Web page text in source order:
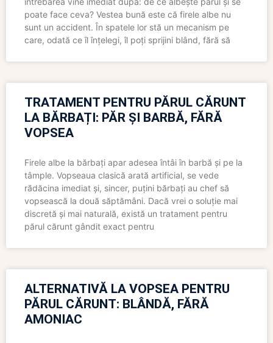
poate face ceva? Vestea bună este că firele albe nu
sunt un accident. În spatele lor stă un mecanism pe
care, odată ce îl înțelegi, îl poți sprijini blând, fără să
TRATAMENT PENTRU PĂRUL CĂRUNT
LA BĂRBAȚI: PĂR ȘI BARBĂ, FĂRĂ
VOPSEA
Firele albe la bărbați apar adesea întâi în barbă și pe la
tâmple. Vopseaua clasică arată artificial, se vede
rădăcina imediat și, sincer, puțini bărbați au chef să
vopsească la două săptămâni. Dacă vrei o soluție mai
discretă și mai naturală, există un tratament pentru
părul cărunt gândit exact pentru
ALTERNATIVĂ LA VOPSEA PENTRU
PĂRUL CĂRUNT: BLÂNDĂ, FĂRĂ
AMONIAC